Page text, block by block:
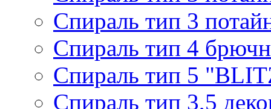
Спираль тип 3
Спираль тип 4
Спираль тип 5
Спираль тип 3,5